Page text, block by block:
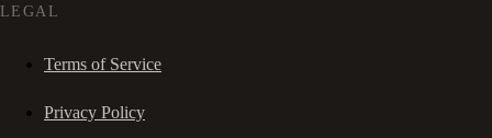
LEGAL
Terms of Service
Privacy Policy